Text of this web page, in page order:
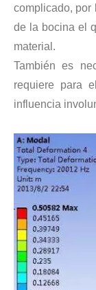
Actualmente, la
complicado, por
de la bocina el
material.
También es
requiere para
influencia